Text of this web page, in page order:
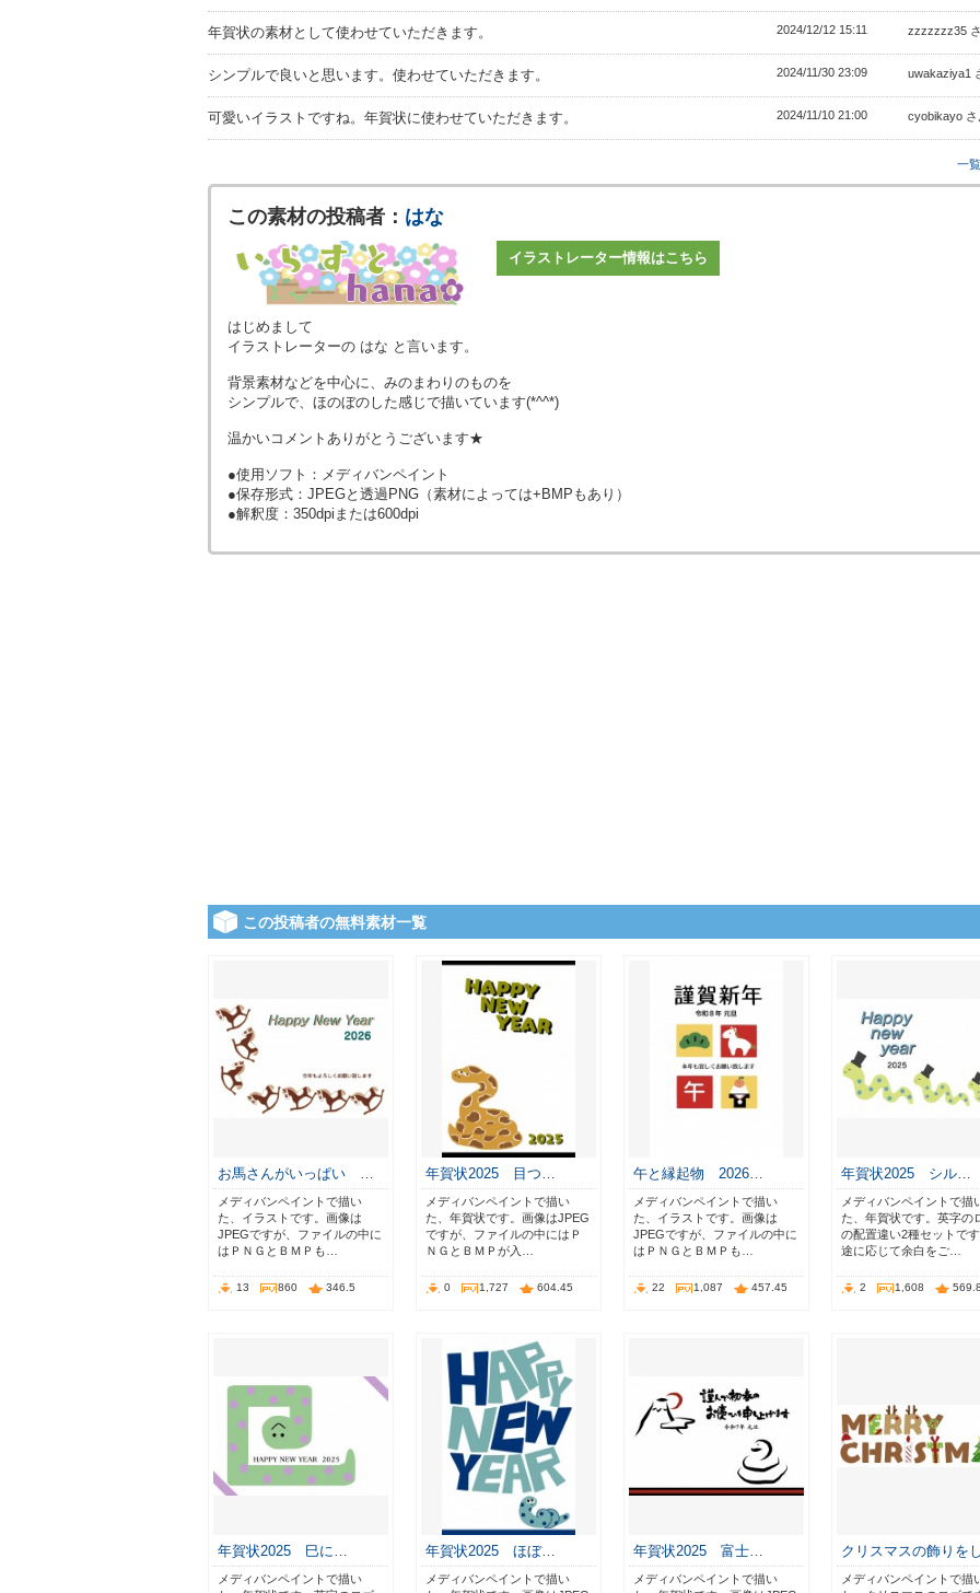
年賀状の素材として使わせていただきます。 2024/12/12 15:11 zzzzzzz35
シンプルで良いと思います。使わせていただきます。 2024/11/30 23:09 uwakaziya1
可愛いイラストですね。年賀状に使わせていただきます。 2024/11/10 21:00 cyobikayo さ
一
この素材の投稿者： はな
イラストレーター情報はこちら
はじめまして
イラストレーターの はな と言います。
背景素材などを中心に、みのまわりのものを
シンプルで、ほのぼのした感じで描いています(*^^*)
温かいコメントありがとうございます★
●使用ソフト：メディバンペイント
●保存形式：JPEGと透過PNG（素材によっては+BMPもあり）
●解釈度：350dpiまたは600dpi
この投稿者の無料素材一覧
お馬さんがいっぱい …
メディバンペイントで描い
た、イラストです。画像は
JPEGですが、ファイルの中に
はＰＮＧとＢＭＰも…
13 860 346.5
年賀状2025 目つ…
メディバンペイントで描い
た、年賀状です。画像はJPEG
ですが、ファイルの中にはＰ
ＮＧとＢＭＰが入…
0 1,727 604.45
午と縁起物 2026…
メディバンペイントで描い
た、イラストです。画像は
JPEGですが、ファイルの中に
はＰＮＧとＢＭＰも…
22 1,087 457.45
年賀状2025 シル…
メディバンペイントで描
た、年賀状です。英字の
の配置違い2種セットで
途に応じて余白をご…
2 1,608
年賀状2025 巳に…
メディバンペイントで描い
年賀状2025 ほぼ…
メディバンペイントで描い
年賀状2025 富士…
メディバンペイントで描い
クリスマスの飾りを
メディバンペイントで描